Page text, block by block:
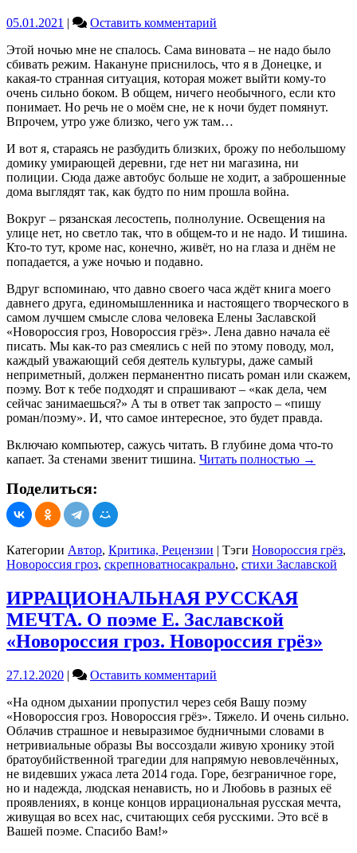
05.01.2021 | Оставить комментарий
ПРО
НАСТОЯЩЕЕ.
О
поэме
Е.
Заславской
гроз.
Новороссия
грёз»
Этой ночью мне не спалось. Сама виновата – не надо было
сбивать режим. Накануне приснилось, что я в Донецке, и
какая-то странная ситуация, которая может выйти кому-то
очень сильно боком. В общем, ничего необычного, если кто
понимает. Но речь не о моём сне, не к ночи будет помянут.
Впрочем, утро уже близко, чего уж там…
И вот я, стараясь не разбудить близких, брожу по небольшому
домику умирающей деревни, где нет ни магазина, ни
полиции. Сюда даже автобус больше не ходит, а заброшенные
дома выглядят так, как будто по ним прошла война.
Вокруг – рязанская лесостепь, полнолуние. Освещения на
улице нет, но светло так, что в общем-то и не надо. И тишина.
Кто-то тут, кроме нас, конечно, живёт, но на глаза и днём не
попадается, а уже ночью и подавно.
Вдруг вспоминаю, что давно своего часа ждёт книга моего
давнего друга, единомышленника и настоящего творческого в
самом лучшем смысле слова человека Елены Заславской
«Новороссия гроз, Новороссия грёз». Лена давно начала её
писать. Мы как-то раз смеялись с ней по этому поводу, мол,
каждый уважающий себя деятель культуры, даже самый
неприметный, должен перманентно писать роман или скажем,
поэму. Вот к тебе подходят и спрашивают – «как дела, чем
сейчас занимаешься?» А ты в ответ так запросто – «пишу
роман/поэму». И, что самое интересное, это будет правда.
Включаю компьютер, сажусь читать. В глубине дома что-то
капает. За стенами звенит тишина. Читать полностью →
Поделиться:
Категории Автор, Критика, Рецензии | Тэги Новороссия грёз,
Новороссия гроз, скрепноватносакрально, стихи Заславской
ИРРАЦИОНАЛЬНАЯ РУССКАЯ
МЕЧТА. О поэме Е. Заславской
«Новороссия гроз. Новороссия грёз»
27.12.2020 | Оставить комментарий
РУССКАЯ
МЕЧТА.
О
поэме
Е.
Заславской
«Новороссия
гроз.
Новороссия
«На одном дыхании пропустил через себя Вашу поэму
«Новороссия гроз. Новороссия грёз». Тяжело. И очень сильно.
Облачив страшное и невыразимое будничными словами в
нетривиальные образы Вы воссоздали живую хронику этой
братоубийственной трагедии для напрямую невовлечённых,
не видевших ужаса лета 2014 года. Горе, безграничное горе,
но и надежда, людская ненависть, но и Любовь в разных её
проявлениях, в конце концов иррациональная русская мечта,
живущая во всех нас, считающих себя русскими. Это всё в
Вашей поэме. Спасибо Вам!»